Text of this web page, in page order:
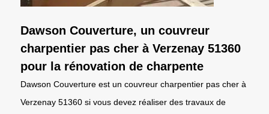
Dawson Couverture, un couvreur
charpentier pas cher à Verzenay 51360
pour la rénovation de charpente
Dawson Couverture est un couvreur charpentier pas cher à
Verzenay 51360 si vous devez réaliser des travaux de